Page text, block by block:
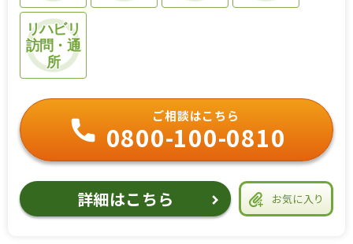
リハビリ
訪問・通
所
お気に入り
ご相談はこちら
0800-100-0810
詳細はこちら